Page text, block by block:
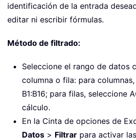
identificación de la entrada
editar ni escribir fórmulas.
Método de filtrado:
Seleccione el rango de datos
columna o fila: para
B1:B16; para filas, seleccione
cálculo.
En la Cinta de opciones de
Datos > Filtrar para activar